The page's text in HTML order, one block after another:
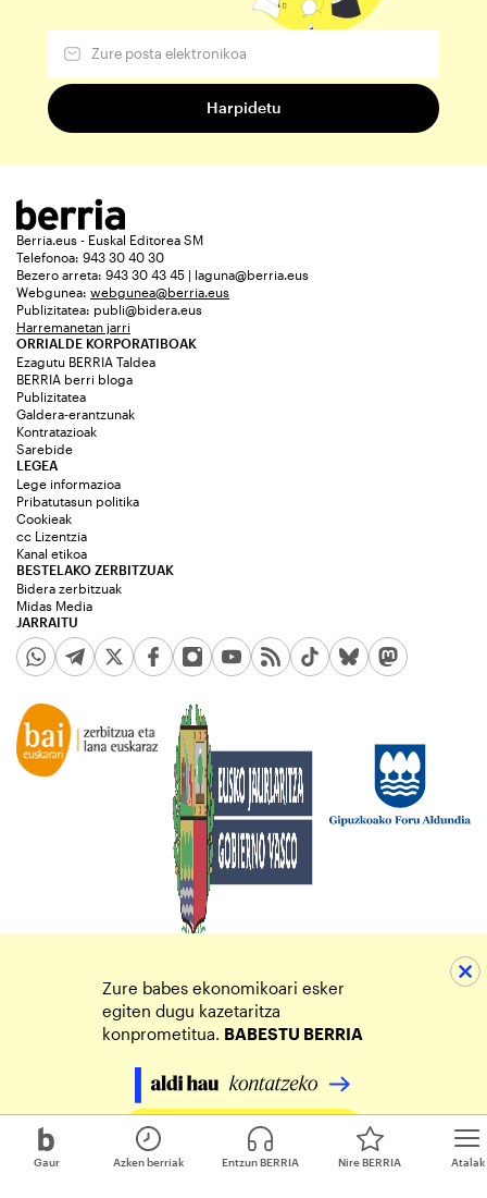
Gaur Atalak
Azken berriak Entzun BERRIA Nire BERRIA
Berria.eus - Euskal Editorea SM
Telefonoa: 943 30 40 30
Bezero arreta: 943 30 43 45 | laguna@berria.eus
Webgunea: webgunea@berria.eus
Publizitatea: publi@bidera.eus
Harremanetan jarri
ORRIALDE KORPORATIBOAK
Ezagutu BERRIA Taldea
BERRIA berri bloga
Publizitatea
Galdera-erantzunak
Kontratazioak
Sarebide
JARRAITU
LEGEA
Lege informazioa
Pribatutasun politika
Cookieak
cc Lizentzia
Kanal etikoa
BESTELAKO ZERBITZUAK
Bidera zerbitzuak
Midas Media
Zure babes ekonomikoari esker
egiten dugu kazetaritza
konprometitua. BABESTU BERRIA
Egin zure ekarpena